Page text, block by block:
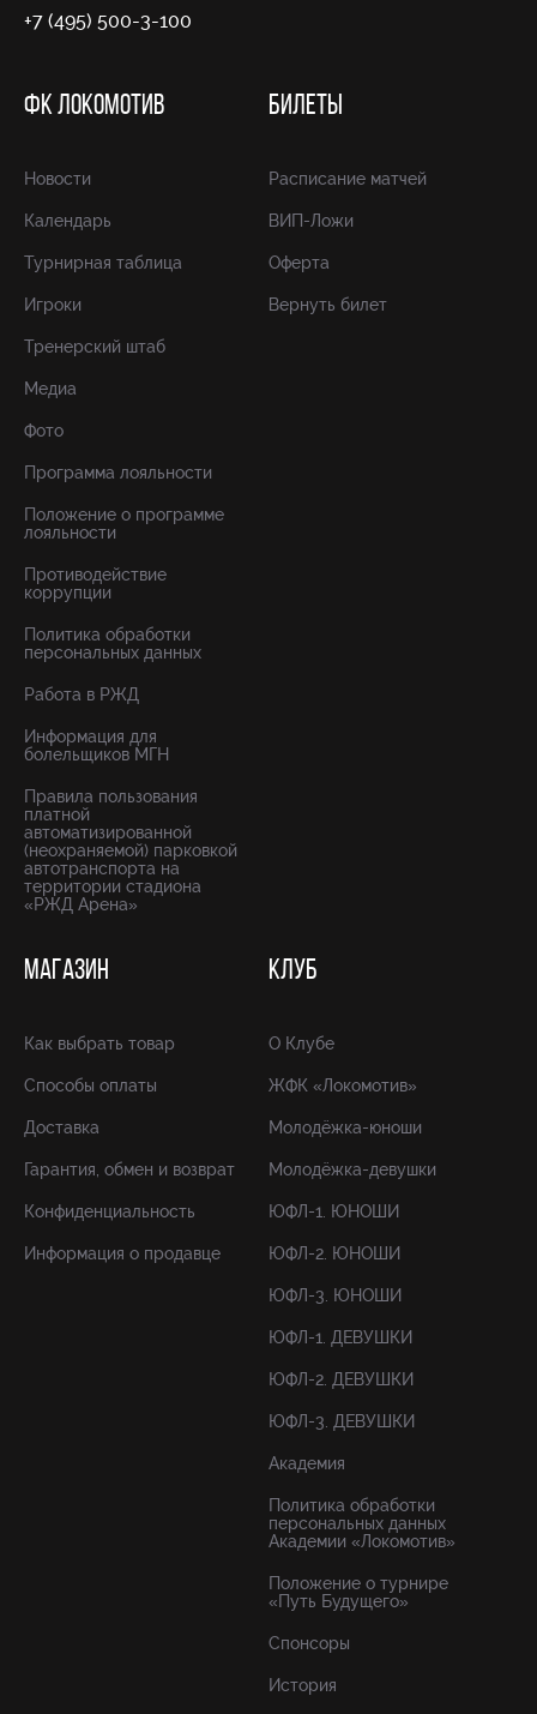
+7 (495) 500-3-100
ФК ЛОКОМОТИВ
Новости
Календарь
Турнирная таблица
Игроки
Тренерский штаб
Медиа
Фото
Программа лояльности
Положение о программе
лояльности
Противодействие
коррупции
Политика обработки
персональных данных
Работа в РЖД
Информация для
болельщиков МГН
Правила пользования
платной
автоматизированной
(неохраняемой) парковкой
автотранспорта на
территории стадиона
«РЖД Арена»
БИЛЕТЫ
Расписание матчей
ВИП-Ложи
Оферта
Вернуть билет
МАГАЗИН
Как выбрать товар
Способы оплаты
Доставка
Гарантия, обмен и возврат
Конфиденциальность
Информация о продавце
КЛУБ
О Клубе
ЖФК «Локомотив»
Молодёжка-юноши
Молодёжка-девушки
ЮФЛ-1. ЮНОШИ
ЮФЛ-2. ЮНОШИ
ЮФЛ-3. ЮНОШИ
ЮФЛ-1. ДЕВУШКИ
ЮФЛ-2. ДЕВУШКИ
ЮФЛ-3. ДЕВУШКИ
Академия
Политика обработки
персональных данных
Академии «Локомотив»
Положение о турнире
«Путь Будущего»
Спонсоры
История